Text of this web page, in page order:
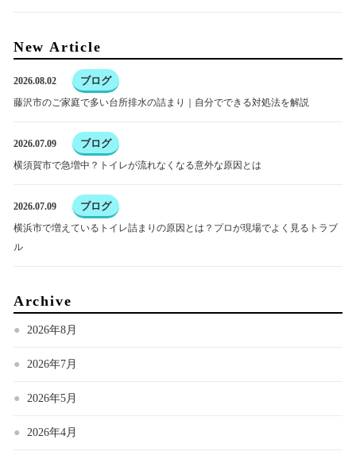
New Article
2026.08.02 ブログ
藤沢市のご家庭で多い台所排水の詰まり｜自分でできる対処法を解説
2026.07.09 ブログ
横須賀市で急増中？トイレが流れなくなる意外な原因とは
2026.07.09 ブログ
横浜市で増えているトイレ詰まりの原因とは？プロが現場でよく見るトラブ
ル
Archive
2026年8月
2026年7月
2026年5月
2026年4月